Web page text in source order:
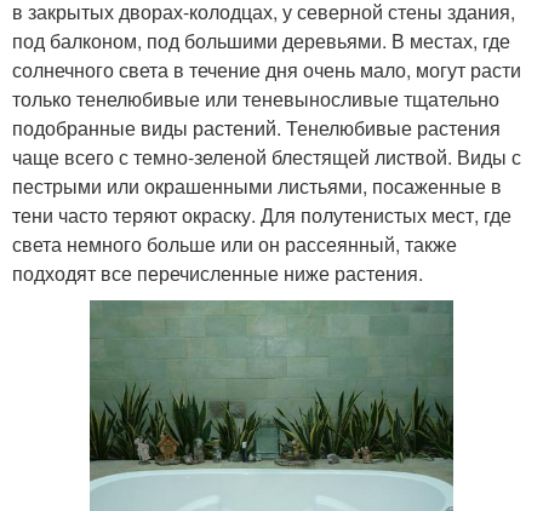
в закрытых дворах-колодцах, у северной стены здания,
под балконом, под большими деревьями. В местах, где
солнечного света в течение дня очень мало, могут расти
только тенелюбивые или теневыносливые тщательно
подобранные виды растений. Тенелюбивые растения
чаще всего с темно-зеленой блестящей листвой. Виды с
пестрыми или окрашенными листьями, посаженные в
тени часто теряют окраску. Для полутенистых мест, где
света немного больше или он рассеянный, также
подходят все перечисленные ниже растения.